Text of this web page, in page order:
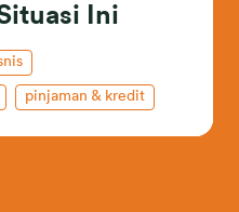
Ini
pinjaman & kredit